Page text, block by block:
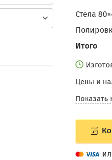
Стела
Итого
Цены и
Показать